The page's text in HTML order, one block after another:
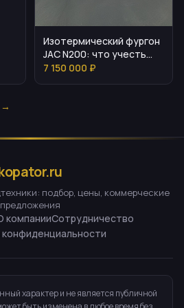
Изотермический фургон
JAC N200: что учесть
перед покупкой
7 150 000 ₽
→
подбор, цены, коммерческие
предложения
компанииСотрудничество
характер и не является публичной